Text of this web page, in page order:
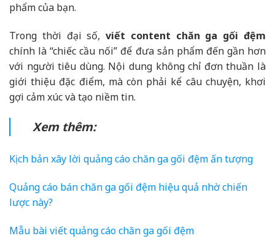
phẩm của bạn.
Trong thời đại số,viết content chăn ga gối đệm
chính là “chiếc cầu nối” để đưa sản phẩm đến gần hơn
với người tiêu dùng. Nội dung không chỉ đơn thuần là
giới thiệu đặc điểm, mà còn phải kể câu chuyện, khơi
gợi cảm xúc và tạo niềm tin.
Xem thêm:
Kịch bản xây lời quảng cáo chăn ga gối đệm ấn tượng
Quảng cáo bán chăn ga gối đệm hiệu quả nhờ chiến
lược này?
Mẫu bài viết quảng cáo chăn ga gối đệm